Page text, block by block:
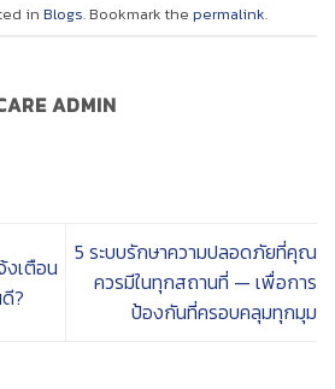
in Blogs. Bookmark the permalink.
ADMIN
เตือน
?
5 ระบบรักษาความปลอดภัยที่คุณ
ควรมีในทุกสถานที่ — เพื่อการ
ป้องกันที่ครอบคลุมทุกมุม